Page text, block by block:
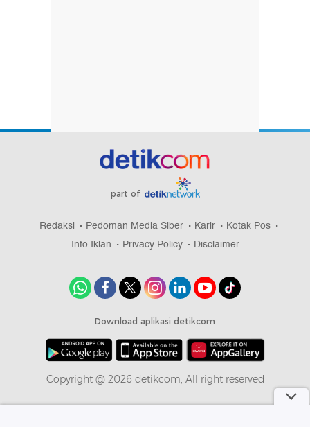
part of
Redaksi Pedoman Media Siber Karir
Kotak Pos
Info Iklan
Privacy Policy Disclaimer
Download aplikasi detikcom
Copyright @ 2026 detikcom, All right reserved